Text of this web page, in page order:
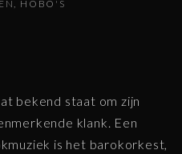
HOBO'S
bekend staat om zijn
klank. Een
is het barokorkest,